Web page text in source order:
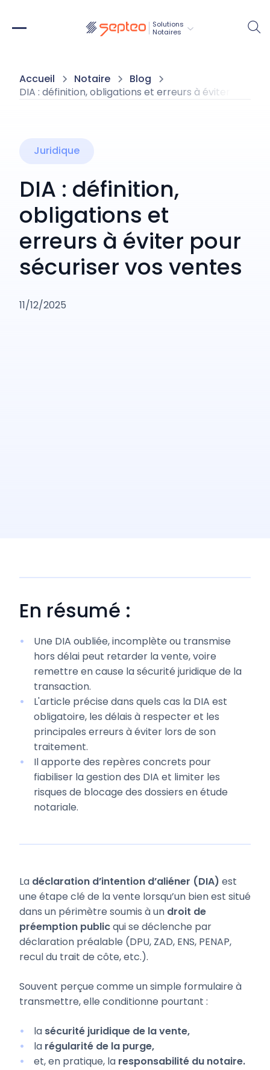
Solutions
Notaires
Accueil Notaire
Blog
DIA : définition, obligations et erreurs à éviter pour
Juridique
DIA : définition,
obligations et
erreurs à éviter pour
sécuriser vos ventes
11/12/2025
En résumé :
Une DIA oubliée, incomplète ou transmise
hors délai peut retarder la vente, voire
remettre en cause la sécurité juridique de la
transaction.
L'article précise dans quels cas la DIA est
obligatoire, les délais à respecter et les
principales erreurs à éviter lors de son
traitement.
Il apporte des repères concrets pour
fiabiliser la gestion des DIA et limiter les
risques de blocage des dossiers en étude
notariale.
La déclaration d’intention d’aliéner (DIA) est
une étape clé de la vente lorsqu’un bien est situé
dans un périmètre soumis à un droit de
préemption publicqui se déclenche par
déclaration préalable (DPU, ZAD, ENS, PENAP,
recul du trait de côte, etc.).
Souvent perçue comme un simple formulaire à
transmettre, elle conditionne pourtant :
la sécurité juridique de la vente,
la régularité de la purge,
et, en pratique, la responsabilité du notaire.